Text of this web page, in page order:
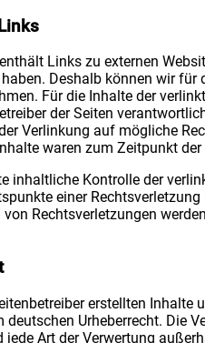
Links zu externen
Deshalb können wir für
Für die Inhalte der
der Seiten
Verlinkung auf mögliche
waren zum Zeitpunkt
inhaltliche Kontrolle der
einer
von Rechtsverletzungen
erstellten Inhalte
deutschen Urheberrecht. Die
jede Art der Verwertung